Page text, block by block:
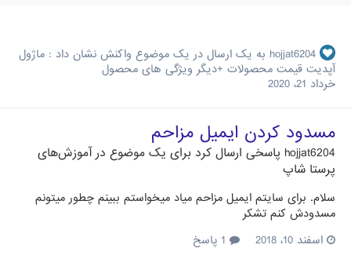
hojjat6204 به یک ارسال در یک موضوع واکنش نشان داد : ماژول
آپدیت قیمت محصولات +دیگر ویژگی های محصول
خرداد 21، 2020
مسدود کردن ایمیل مزاحم
hojjat6204 پاسخی ارسال کرد برای یک موضوع درآموزش‌های
پرستا شاپ
سلام. برای سایتم ایمیل مزاحم میاد میخواستم ببینم چطور میتونم
مسدودش کنم تشکر
اسفند 10، 2018